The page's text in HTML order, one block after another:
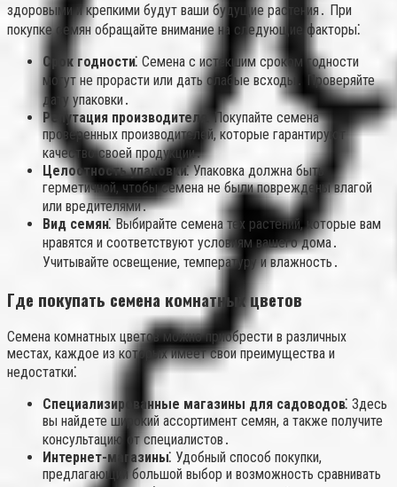
здоровыми и крепкими будут ваши будущие растения․ При
покупке семян обращайте внимание на следующие факторы⁚
Срок годности⁚ Семена с истекшим сроком годности
могут не прорасти или дать слабые всходы․ Проверяйте
дату упаковки․
Репутация производителя⁚ Покупайте семена
проверенных производителей, которые гарантируют
качество своей продукции․
Целостность упаковки⁚Упаковка должна быть
герметичной, чтобы семена не были повреждены влагой
или вредителями․
Вид семян⁚ Выбирайте семена тех растений, которые вам
нравятся и соответствуют условиям вашего дома․
Учитывайте освещение, температуру и влажность․
Где покупать семена комнатных цветов
Семена комнатных цветов можно приобрести в различных
местах, каждое из которых имеет свои преимущества и
недостатки⁚
Специализированные магазины для садоводов⁚ Здесь
вы найдете широкий ассортимент семян, а также получите
консультацию от специалистов․
Интернет-магазины⁚ Удобный способ покупки,
предлагающий большой выбор и возможность сравнивать